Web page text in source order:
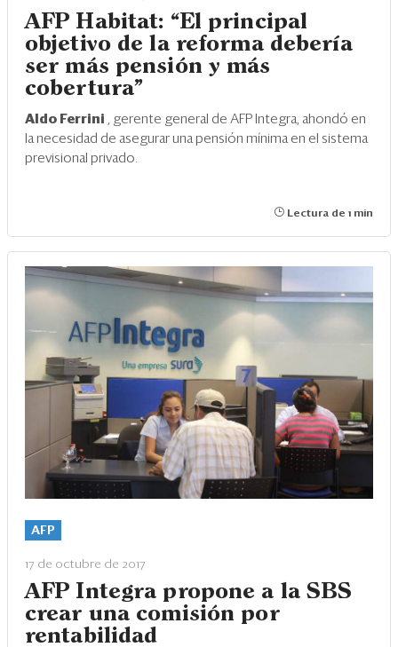
AFP Habitat: “El principal
objetivo de la reforma debería
ser más pensión y más
cobertura”
Aldo Ferrini , gerente general de AFP Integra, ahondó en
la necesidad de asegurar una pensión mínima en el sistema
previsional privado.
Lectura de 1 min
AFP
17 de octubre de 2017
AFP Integra propone a la SBS
crear una comisión por
rentabilidad